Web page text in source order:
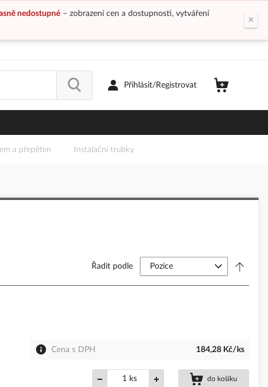
nedostupné– zobrazení cen a dostupnosti, vytváření
×
Přihlásit/Registrovat
a přepětím Instalační trubky
Řadit podle
Cena s DPH 184,28 Kč/ks
ks do košíku